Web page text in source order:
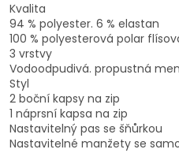
Kvalita
94 % polyester. 6 % elastan
100 % polyesterová polar
3 vrstvy
Vodoodpudivá. propustná
Styl
2 boční kapsy na zip
1 náprsní kapsa na zip
Nastavitelný pas se šňůrkou
Nastavitelné manžety se